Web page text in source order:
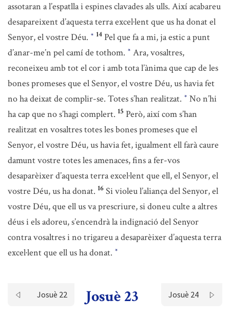
assotaran a l’espatlla i espines clavades als ulls. Així acabareu
desapareixent d’aquesta terra excel·lent que us ha donat el
Senyor, el vostre Déu. * 14 Pel que fa a mi, ja estic a punt
d’anar-me’n pel camí de tothom. * Ara, vosaltres,
reconeixeu amb tot el cor i amb tota l’ànima que cap de les
bones promeses que el Senyor, el vostre Déu, us havia fet
no ha deixat de complir-se. Totes s’han realitzat. * No n’hi
ha cap que no s’hagi complert. 15 Però, així com s’han
realitzat en vosaltres totes les bones promeses que el
Senyor, el vostre Déu, us havia fet, igualment ell farà caure
damunt vostre totes les amenaces, fins a fer-vos
desaparèixer d’aquesta terra excel·lent que ell, el Senyor, el
vostre Déu, us ha donat. 16 Si violeu l’aliança del Senyor, el
vostre Déu, que ell us va prescriure, si doneu culte a altres
déus i els adoreu, s’encendrà la indignació del Senyor
contra vosaltres i no trigareu a desaparèixer d’aquesta terra
excel·lent que ell us ha donat. *
Josuè 22 Josuè 23 Josuè 24